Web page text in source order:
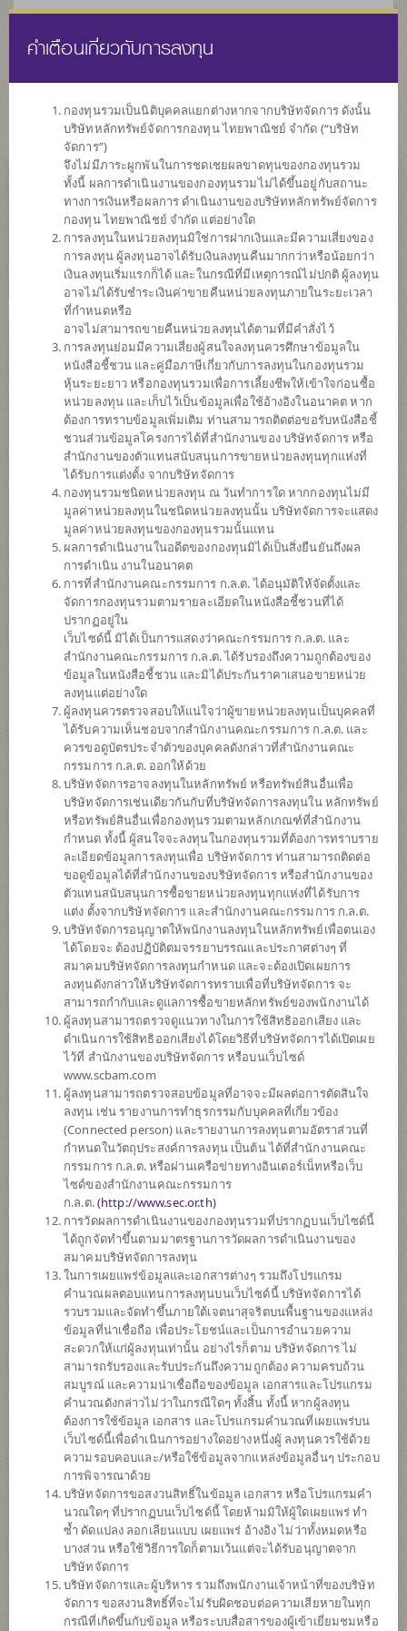
หน้าแรก รายการกองทุน ข้อมูลกองทุน
ค้นหากองทุนดีๆ กับ scbam
กองทุนเปิดไทยพาณิชย์หุ้นจีน THB เฮ็ดจ์
(ชนิดผู้ลงทุนกลุ่ม/บุคคล)
SCBCEHP
ความเสี่ยงสูง
6
ตั้งแต่ต้นปี
-5.20%
วันที่ 7 สิงหาคม 2569
มูลค่าหน่วยลงทุน
8.4256
0.0427
ข้อมูล ณ วันที่ 7 ส.ค. 2569
*ตามสกุลเงินของกองทุน
ข้อมูลสรุป
ผลการดำเนินงาน
ข้อมูลการสั่งซื้อขาย
ดาวน์โหลดเอกสาร
ปฏิทินวันหยุด
นโยบาย
เน้นลงทุนในหน่วยลงทุนของกองทุนรวมต่างประเทศเพียงกองทุนเดียว
(Feeder Fund) ได้แก่ Hang Seng China Enterprises Index ETF (กองทุน
หลัก) กองทุนหลักลงทุนในตราสารทุนที่สามารถสร้างผลตอบแทน
กองทุนก่อนหักค่าธรรมเนียมและค่าใช้จ่ายทั้งหมดของกองทุนให้ใกล้
เคียงหรือเทียบเท่ากับผลตอบแทนจากการลงทุนในดัชนี Hang Seng
China Enterprises Index (H-Share Index) ให้มากที่สุด
กองทุนอาจลงทุนในสัญญาซื้อขายล่วงหน้า (Derivatives) เพื่อเพิ่ม
ประสิทธิภาพการบริหารการลงทุน (Efficient portfolio management)
และ/หรือการบริหารความเสี่ยง โดยป้องกันความเสี่ยงจากอัตราแลก
เปลี่ยนของหลักทรัพย์หรือทรัพย์สินในสกุลเงินต่างประเทศที่กองทุนถือ
อยู่เทียบกับสกุลเงินบาท ณ ขณะใดขณะหนึ่ง ระหว่างร้อยละ 95 ถึงร้อย
ละ 105 ของมูลค่าความเสี่ยงที่มีอยู่
ประเภทกองทุน กองทุนที่ลงทุนในต่างประเทศ
คำเตือนเกี่ยวกับการลงทุน
กองทุนรวมเป็นนิติบุคคลแยกต่างหากจากบริษัทจัดการ ดังนั้น
บริษัทหลักทรัพย์จัดการกองทุน ไทยพาณิชย์ จำกัด (“บริษัท
จัดการ”)
จึงไม่มีภาระผูกพันในการชดเชยผลขาดทุนของกองทุนรวม
ทั้งนี้ ผลการดำเนินงานของกองทุนรวมไม่ได้ขึ้นอยู่กับสถานะ
ทางการเงินหรือผลการ ดำเนินงานของบริษัทหลักทรัพย์จัดการ
กองทุน ไทยพาณิชย์ จำกัด แต่อย่างใด
การลงทุนในหน่วยลงทุนมิใช่การฝากเงินและมีความเสี่ยงของ
การลงทุน ผู้ลงทุนอาจได้รับเงินลงทุนคืนมากกว่าหรือน้อยกว่า
เงินลงทุนเริ่มแรกก็ได้ และในกรณีที่มีเหตุการณ์ไม่ปกติ ผู้ลงทุน
อาจไม่ได้รับชำระเงินค่าขายคืนหน่วยลงทุนภายในระยะเวลา
ที่กำหนดหรือ
อาจไม่สามารถขายคืนหน่วยลงทุนได้ตามที่มีคำสั่งไว้
การลงทุนย่อมมีความเสี่ยงผู้สนใจลงทุนควรศึกษาข้อมูลใน
หนังสือชี้ชวน และคู่มือภาษีเกี่ยวกับการลงทุนในกองทุนรวม
หุ้นระยะยาว หรือกองทุนรวมเพื่อการเลี้ยงชีพให้เข้าใจก่อนซื้อ
หน่วยลงทุน และเก็บไว้เป็นข้อมูลเพื่อใช้อ้างอิงในอนาคต หาก
ต้องการทราบข้อมูลเพิ่มเติม ท่านสามารถติดต่อขอรับหนังสือชี้
ชวนส่วนข้อมูลโครงการได้ที่สำนักงานของ บริษัทจัดการ หรือ
สำนักงานของตัวแทนสนับสนุนการขายหน่วยลงทุนทุกแห่งที่
ได้รับการแต่งตั้ง จากบริษัทจัดการ
กองทุนรวมชนิดหน่วยลงทุน ณ วันทำการใด หากกองทุนไม่มี
มูลค่าหน่วยลงทุนในชนิดหน่วยลงทุนนั้น บริษัทจัดการจะแสดง
มูลค่าหน่วยลงทุนของกองทุนรวมนั้นแทน
ผลการดำเนินงานในอดีตของกองทุนมิได้เป็นสิ่งยืนยันถึงผล
การดำเนิน งานในอนาคต
การที่สำนักงานคณะกรรมการ ก.ล.ต. ได้อนุมัติให้จัดตั้งและ
จัดการกองทุนรวมตามรายละเอียดในหนังสือชี้ชวนที่ได้
ปรากฏอยู่ใน
เว็บไซด์นี้ มิได้เป็นการแสดงว่าคณะกรรมการ ก.ล.ต. และ
สำนักงานคณะกรรมการ ก.ล.ต. ได้รับรองถึงความถูกต้องของ
ข้อมูลในหนังสือชี้ชวน และมิได้ประกันราคาเสนอขายหน่วย
ลงทุนแต่อย่างใด
ผู้ลงทุนควรตรวจสอบให้แน่ใจว่าผู้ขายหน่วยลงทุนเป็นบุคคลที่
ได้รับความเห็นชอบจากสำนักงานคณะกรรมการ ก.ล.ต. และ
ควรขอดูบัตรประจำตัวของบุคคลดังกล่าวที่สำนักงานคณะ
กรรมการ ก.ล.ต. ออกให้ด้วย
บริษัทจัดการอาจลงทุนในหลักทรัพย์ หรือทรัพย์สินอื่นเพื่อ
บริษัทจัดการเช่นเดียวกันกับที่บริษัทจัดการลงทุนใน หลักทรัพย์
หรือทรัพย์สินอื่นเพื่อกองทุนรวมตามหลักเกณฑ์ที่สำนักงาน
กำหนด ทั้งนี้ ผู้สนใจจะลงทุนในกองทุนรวมที่ต้องการทราบราย
ละเอียดข้อมูลการลงทุนเพื่อ บริษัทจัดการ ท่านสามารถติดต่อ
ขอดูข้อมูลได้ที่สำนักงานของบริษัทจัดการ หรือสำนักงานของ
ตัวแทนสนับสนุนการซื้อขายหน่วยลงทุนทุกแห่งที่ได้รับการ
แต่ง ตั้งจากบริษัทจัดการ และสำนักงานคณะกรรมการ ก.ล.ต.
บริษัทจัดการอนุญาตให้พนักงานลงทุนในหลักทรัพย์เพื่อตนเอง
ได้โดยจะ ต้องปฏิบัติตมจรรยาบรรณและประกาศต่างๆ ที่
สมาคมบริษัทจัดการลงทุนกำหนด และจะต้องเปิดเผยการ
ลงทุนดังกล่าวให้บริษัทจัดการทราบเพื่อที่บริษัทจัดการ จะ
สามารถกำกับและดูแลการซื้อขายหลักทรัพย์ของพนักงานได้
ผู้ลงทุนสามารถตรวจดูแนวทางในการใช้สิทธิออกเสียง และ
ดำเนินการใช้สิทธิออกเสียงได้โดยวิธีที่บริษัทจัดการได้เปิดเผย
ไว้ที่ สำนักงานของบริษัทจัดการ หรือบนเว็บไซด์
www.scbam.com
ผู้ลงทุนสามารถตรวจสอบข้อมูลที่อาจจะมีผลต่อการตัดสินใจ
ลงทุน เช่น รายงานการทำธุรกรรมกับบุคคลที่เกี่ยวข้อง
(Connected person) และรายงานการลงทุนตามอัตราส่วนที่
กำหนดในวัตถุประสงค์การลงทุน เป็นต้น ได้ที่สำนักงานคณะ
กรรมการ ก.ล.ต. หรือผ่านเครือข่ายทางอินเตอร์เน็ทหรือเว็บ
ไซด์ของสำนักงานคณะกรรมการ
ก.ล.ต.(http://www.sec.or.th)
การวัดผลการดำเนินงานของกองทุนรวมที่ปรากฏบนเว็บไซด์นี้
ได้ถูกจัดทำขึ้นตามมาตรฐานการวัดผลการดำเนินงานของ
สมาคมบริษัทจัดการลงทุน
ในการเผยแพร่ข้อมูลและเอกสารต่างๆ รวมถึงโปรแกรม
คำนวณผลตอบแทนการลงทุนบนเว็บไซด์นี้ บริษัทจัดการได้
รวบรวมและจัดทำขึ้นภายใต้เจตนาสุจริตบนพื้นฐานของแหล่ง
ข้อมูลที่น่าเชื่อถือ เพื่อประโยชน์และเป็นการอำนวยความ
สะดวกให้แก่ผู้ลงทุนเท่านั้น อย่างไรก็ตาม บริษัทจัดการ ไม่
สามารถรับรองและรับประกันถึงความถูกต้อง ความครบถ้วน
สมบูรณ์ และความน่าเชื่อถือของข้อมูล เอกสารและโปรแกรม
คำนวณดังกล่าวไม่ว่าในกรณีใดๆ ทั้งสิ้น ทั้งนี้ หากผู้ลงทุน
ต้องการใช้ข้อมูล เอกสาร และโปรแกรมคำนวณที่เผยแพร่บน
เว็บไซด์นี้เพื่อดำเนินการอย่างใดอย่างหนึ่งผู้ ลงทุนควรใช้ด้วย
ความรอบคอบและ/หรือใช้ข้อมูลจากแหล่งข้อมูลอื่นๆ ประกอบ
การพิจารณาด้วย
บริษัทจัดการขอสงวนสิทธิ์ในข้อมูล เอกสาร หรือโปรแกรมคำ
นวณใดๆ ที่ปรากฏบนเว็บไซด์นี้ โดยห้ามมิให้ผู้ใดเผยแพร่ ทำ
ซ้ำ ดัดแปลง ลอกเลียนแบบ เผยแพร่ อ้างอิง ไม่ว่าทั้งหมดหรือ
บางส่วน หรือใช้วิธีการใดก็ตามเว้นแต่จะได้รับอนุญาตจาก
บริษัทจัดการ
บริษัทจัดการและผู้บริหาร รวมถึงพนักงานเจ้าหน้าที่ของบริษัท
จัดการ ขอสงวนสิทธิ์ที่จะไม่รับผิดชอบต่อความเสียหายในทุก
กรณีที่เกิดขึ้นกับข้อมูล หรือระบบสื่อสารของผู้เข้าเยี่ยมชมหรือ